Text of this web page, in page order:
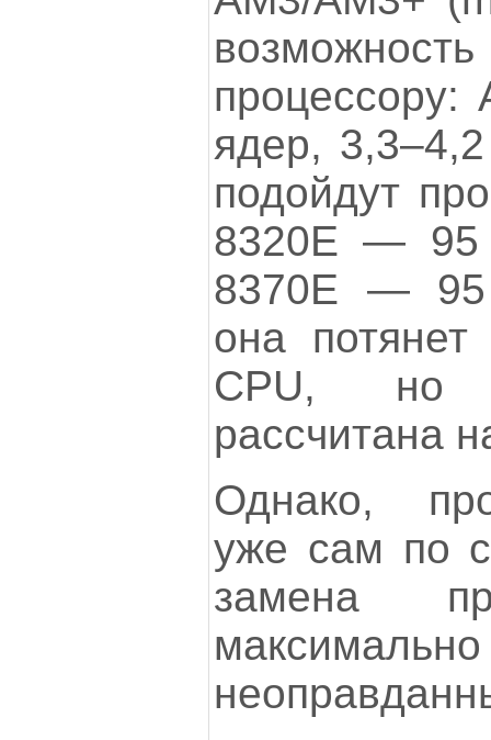
ядер,
подойдут
8320E — 95
8370E —
она
CPU, но
рассчитана
Однако,
уже сам по
замена